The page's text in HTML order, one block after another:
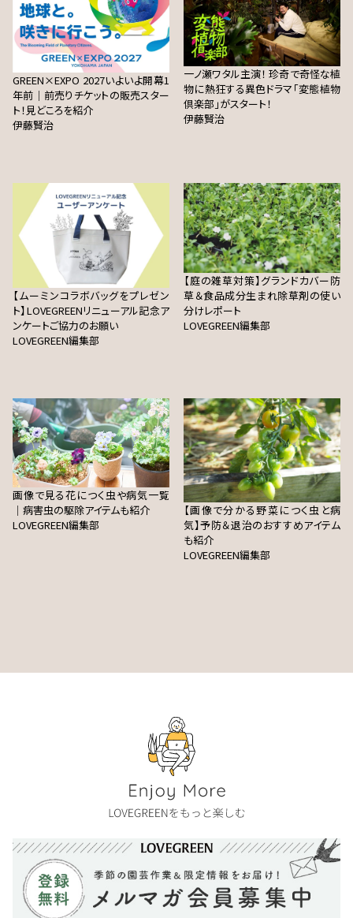
GREEN×EXPO 2027いよいよ開幕1
年前｜前売りチケットの販売スター
ト！見どころを紹介
伊藤賢治
一ノ瀬ワタル主演！ 珍奇で奇怪な植
物に熱狂する異色ドラマ「変態植物
倶楽部」がスタート！
伊藤賢治
【ムーミンコラボバッグをプレゼン
ト】LOVEGREENリニューアル記念ア
ンケートご協力のお願い
LOVEGREEN編集部
【庭の雑草対策】グランドカバー防
草＆食品成分生まれ除草剤の使い
分けレポート
LOVEGREEN編集部
画像で見る花につく虫や病気一覧
｜病害虫の駆除アイテムも紹介
LOVEGREEN編集部
【画像で分かる野菜につく虫と病
気】予防＆退治のおすすめアイテム
も紹介
LOVEGREEN編集部